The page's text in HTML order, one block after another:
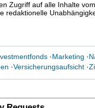
Zugriff auf alle Inhalte
redaktionelle
·Marketing ·
·Versicherungsaufsicht·